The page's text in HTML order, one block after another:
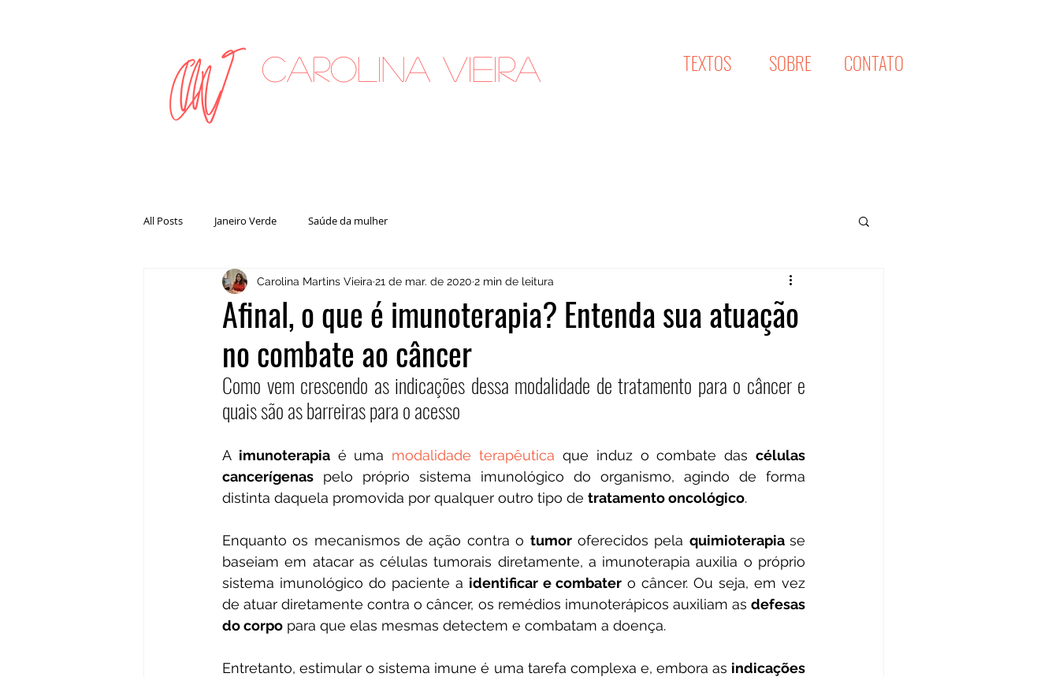
TEXTOS SOBRE CONTATO
Carolina Vieira
All Posts Janeiro Verde Saúde da mulher
Afinal, o que é imunoterapia? Entenda sua atuação
no combate ao câncer
Carolina Martins Vieira 21 de mar. de 2020 2 min de leitura
Como vem crescendo as indicações dessa modalidade de tratamento para o câncer e
quais são as barreiras para o acesso
A imunoterapia é uma modalidade terapêutica que induz o combate das células
cancerígenas pelo próprio sistema imunológico do organismo, agindo de forma
distinta daquela promovida por qualquer outro tipo de tratamento oncológico.
Enquanto os mecanismos de ação contra o tumor oferecidos pela quimioterapia se
baseiam em atacar as células tumorais diretamente, a imunoterapia auxilia o próprio
sistema imunológico do paciente a identificar e combater o câncer. Ou seja, em vez
de atuar diretamente contra o câncer, os remédios imunoterápicos auxiliam as defesas
do corpo para que elas mesmas detectem e combatam a doença.
Entretanto, estimular o sistema imune é uma tarefa complexa e, embora as indicações